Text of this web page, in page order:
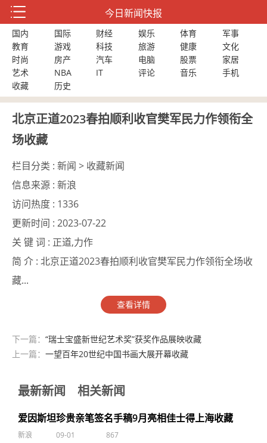
今日新闻快报
国内 国际 财经 娱乐 体育
军事
教育
游戏 科技 旅游 健康
文化
时尚
房产 汽车 电脑 股票
家居
艺术
NBA IT 评论 音乐
手机
收藏
历史
北京正道2023春拍顺利收官樊军民力作领衔全
场收藏
栏目分类 : 新闻 > 收藏新闻
信息来源 : 新浪
访问热度 : 1336
更新时间 : 2023-07-22
关 键 词 : 正道,力作
简 介 : 北京正道2023春拍顺利收官樊军民力作领衔全场收
藏...
查看详情
下一篇： “瑞士宝盛新世纪艺术奖”获奖作品展映收藏
上一篇： 一望百年20世纪中国书画大展开幕收藏
最新新闻 相关新闻
爱因斯坦珍贵亲笔签名手稿9月亮相佳士得上海收藏
新浪 09-01 867